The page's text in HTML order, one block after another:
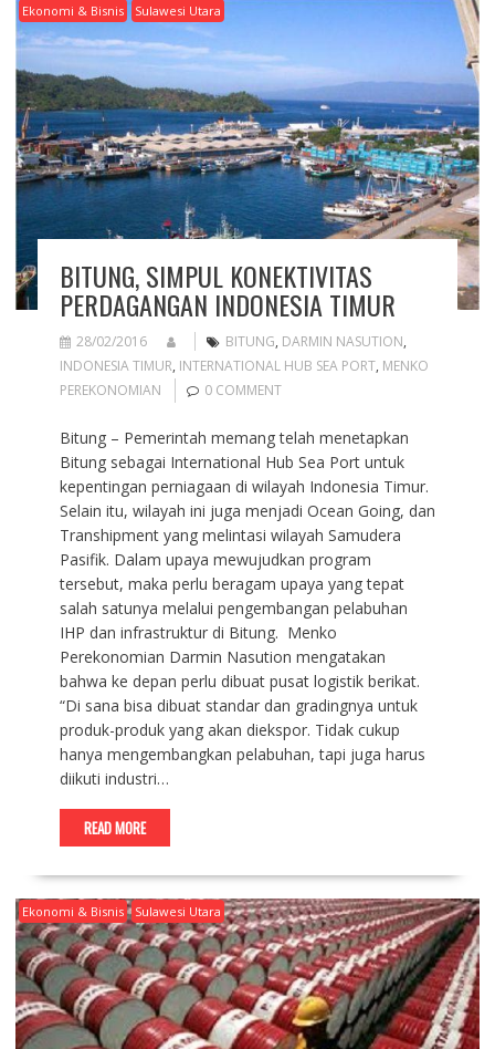
Ekonomi & Bisnis Sulawesi Utara
BITUNG, SIMPUL KONEKTIVITAS
PERDAGANGAN INDONESIA TIMUR
28/02/2016 BITUNG, DARMIN NASUTION,
INDONESIA TIMUR, INTERNATIONAL HUB SEA PORT, MENKO
PEREKONOMIAN
0 COMMENT
Bitung – Pemerintah memang telah menetapkan
Bitung sebagai International Hub Sea Port untuk
kepentingan perniagaan di wilayah Indonesia Timur.
Selain itu, wilayah ini juga menjadi Ocean Going, dan
Transhipment yang melintasi wilayah Samudera
Pasifik. Dalam upaya mewujudkan program
tersebut, maka perlu beragam upaya yang tepat
salah satunya melalui pengembangan pelabuhan
IHP dan infrastruktur di Bitung. Menko
Perekonomian Darmin Nasution mengatakan
bahwa ke depan perlu dibuat pusat logistik berikat.
“Di sana bisa dibuat standar dan gradingnya untuk
produk-produk yang akan diekspor. Tidak cukup
hanya mengembangkan pelabuhan, tapi juga harus
diikuti industri…
READ MORE
Ekonomi & Bisnis Sulawesi Utara